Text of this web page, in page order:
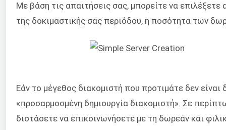
Με βάση τις απαιτήσεις σας, μπορείτε να
της δοκιμαστικής σας περιόδου, η ποσότητα των
Εάν το μέγεθος διακομιστή που προτιμάτε δεν
«προσαρμοσμένη δημιουργία διακομιστή». Σε
διστάσετε να επικοινωνήσετε με τη δωρεάν και